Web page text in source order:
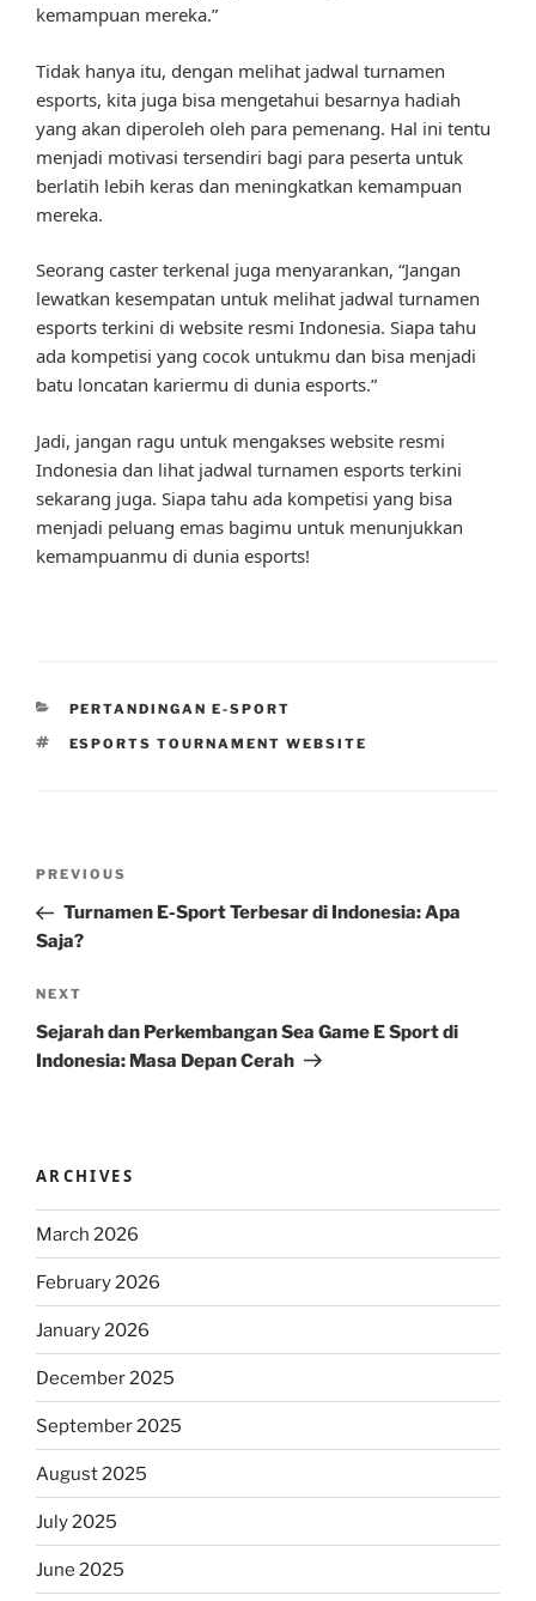
kemampuan mereka.”
Tidak hanya itu, dengan melihat jadwal turnamen
esports, kita juga bisa mengetahui besarnya hadiah
yang akan diperoleh oleh para pemenang. Hal ini tentu
menjadi motivasi tersendiri bagi para peserta untuk
berlatih lebih keras dan meningkatkan kemampuan
mereka.
Seorang caster terkenal juga menyarankan, “Jangan
lewatkan kesempatan untuk melihat jadwal turnamen
esports terkini di website resmi Indonesia. Siapa tahu
ada kompetisi yang cocok untukmu dan bisa menjadi
batu loncatan kariermu di dunia esports.”
Jadi, jangan ragu untuk mengakses website resmi
Indonesia dan lihat jadwal turnamen esports terkini
sekarang juga. Siapa tahu ada kompetisi yang bisa
menjadi peluang emas bagimu untuk menunjukkan
kemampuanmu di dunia esports!
CATEGORIES
PERTANDINGAN E-SPORT
TAGS
ESPORTS TOURNAMENT WEBSITE
Previous
Post
PREVIOUS
Turnamen E-Sport Terbesar di Indonesia: Apa
Saja?
Next
Post
NEXT
Sejarah dan Perkembangan Sea Game E Sport di
Indonesia: Masa Depan Cerah
ARCHIVES
March 2026
February 2026
January 2026
December 2025
September 2025
August 2025
July 2025
June 2025